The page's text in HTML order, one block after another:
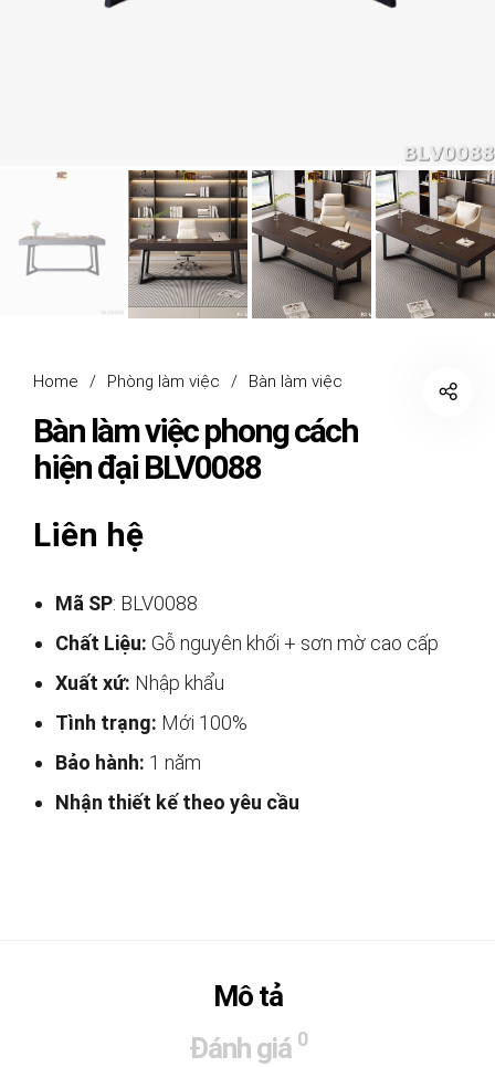
Home / Phòng làm việc / Bàn làm việc
Bàn làm việc phong cách
hiện đại BLV0088
Liên hệ
Mã SP: BLV0088
Chất Liệu: Gỗ nguyên khối + sơn mờ cao cấp
Xuất xứ: Nhập khẩu
Tình trạng: Mới 100%
Bảo hành: 1 năm
Nhận thiết kế theo yêu cầu
Mô tả
Đánh giá 0